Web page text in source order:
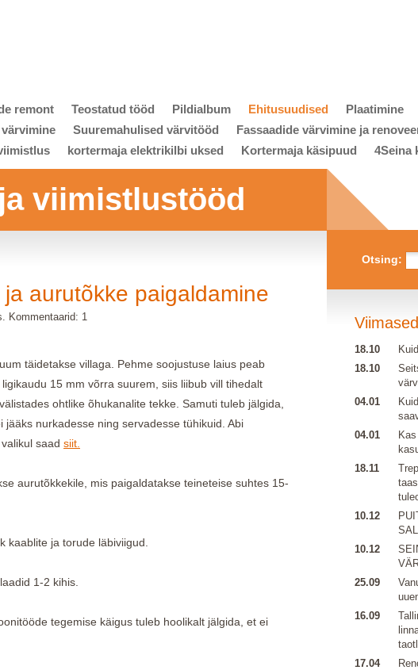
remont Teostatud tööd Pildialbum Ehitusuudised Plaatimine
Suuremahulised värvitööd
Fassaadide värvimine ja
kortermaja elektrikilbi uksed Kortermaja käsipuud 4Seina
viimistlustööd
aurutõkke paigaldamine
Kommentaarid: 1
täidetakse villaga. Pehme soojustuse laius peab
15 mm võrra suurem, siis liibub vill tihedalt
ohtlike õhukanalite tekke. Samuti tuleb jälgida,
jääks nurkadesse ning servadesse tühikuid. Abi
saad siit.
aurutõkkekile, mis paigaldatakse teineteise suhtes 15-
kaablite ja torude läbiviigud.
1-2 kihis.
tegemise käigus tuleb hoolikalt jälgida, et ei
Otsing:
18.10
18.10
04.01
04.01
18.11
10.12
10.12
25.09
16.09
17.04